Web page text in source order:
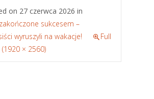
on 27 czerwca 2026 in
sukcesem –
wyruszyli na wakacje!
Full
× 2560)